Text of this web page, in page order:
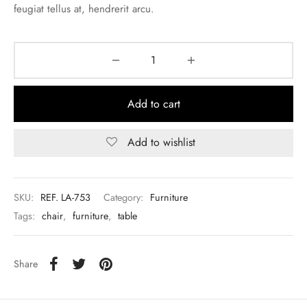
feugiat tellus at, hendrerit arcu.
Add to cart
Add to wishlist
SKU: REF. LA-753 Category: Furniture
Tags: chair, furniture, table
Share